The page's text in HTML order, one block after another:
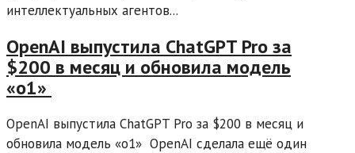
интеллектуальных агентов...
OpenAI выпустила ChatGPT Pro за
$200 в месяц и обновила модель
«o1»
OpenAI выпустила ChatGPT Pro за $200 в месяц и
обновила модель «o1» OpenAI сделала ещё один